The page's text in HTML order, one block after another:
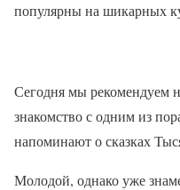
популярны на шикарных
Сегодня мы рекомендуем
знакомство с одним из
напоминают о сказках
Молодой, однако уже